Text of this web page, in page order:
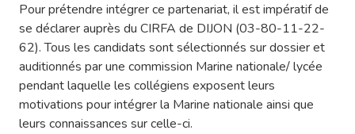
Pour prétendre intégrer ce partenariat, il est impératif de
se déclarer auprès du CIRFA de DIJON (03-80-11-22-
62). Tous les candidats sont sélectionnés sur dossier et
auditionnés par une commission Marine nationale/ lycée
pendant laquelle les collégiens exposent leurs
motivations pour intégrer la Marine nationale ainsi que
leurs connaissances sur celle-ci.